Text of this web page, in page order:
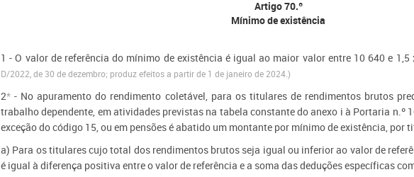
Artigo 70.º
Mínimo de existência
1 - O valor de referência do mínimo de existência é igual ao maior valor entre 10 640 e 1,5
D/2022, de 30 de dezembro; produz efeitos a partir de 1 de janeiro de 2024.)
2* - No apuramento do rendimento coletável, para os titulares de rendimentos brutos
trabalho dependente, em atividades previstas na tabela constante do anexo i à Portaria n.º
exceção do código 15, ou em pensões é abatido um montante por mínimo de existência, por
a) Para os titulares cujo total dos rendimentos brutos seja igual ou inferior ao valor de
é igual à diferença positiva entre o valor de referência e a soma das deduções específicas